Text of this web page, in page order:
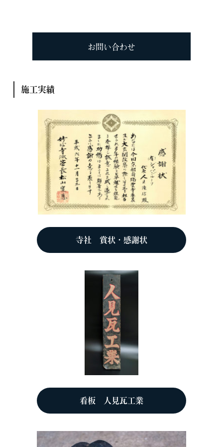
お問い合わせ
施工実績
寺社 賞状・感謝状
看板 人見瓦工業